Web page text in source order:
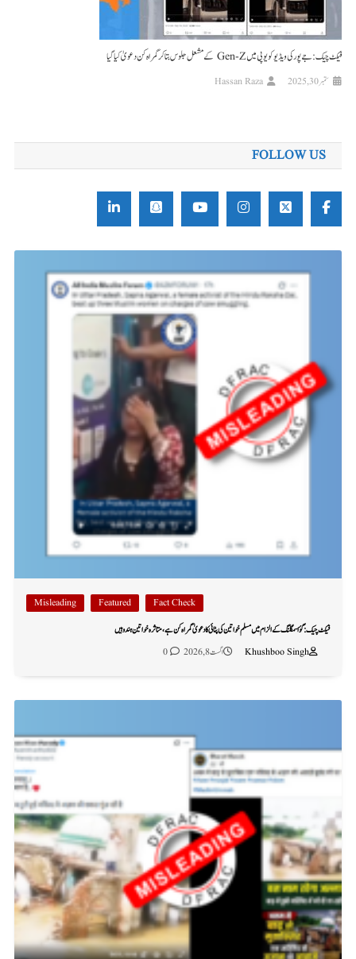
فیکٹ چیک: جے پور کی ویڈیو کو یوپی میں Gen-Z کے مشعل جلوس بتا کر گمراہ کن دعویٰ کیا گیا
ستمبر 30, 2025 Hassan Raza
FOLLOW US
Fact Check
Featured
Misleading
فیکٹ چیک: گؤ اسمگلنگ کے الزام میں مسلم خواتین کی پٹائی کا دعویٰ گمراہ کن ہے، متاثرہ خواتین ہندو ہیں
Khushboo Singh
اگست 8, 2026 0